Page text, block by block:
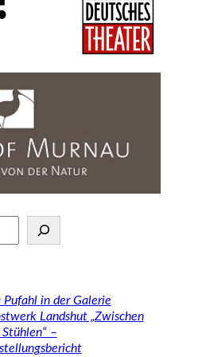
Pufahl in der Galerie
Landshut „Zwischen
–